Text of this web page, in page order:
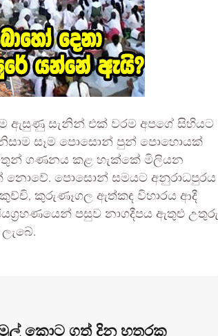
සැනින් එක් වරම අපගේ සිහියට
සෑම පොසොන් පුන් පොහොයක්
ගණනය කළ හැක්කේ මිලියන
නොවේ. පොසොන් සමයට අනුරාධපුරය
කුරුණෑගල ඇත්කඳ විහාරය ආදී
පසුව නාගදීපය ඇතුළු උතුරු
මුල් කොට ගත් දින හතරක